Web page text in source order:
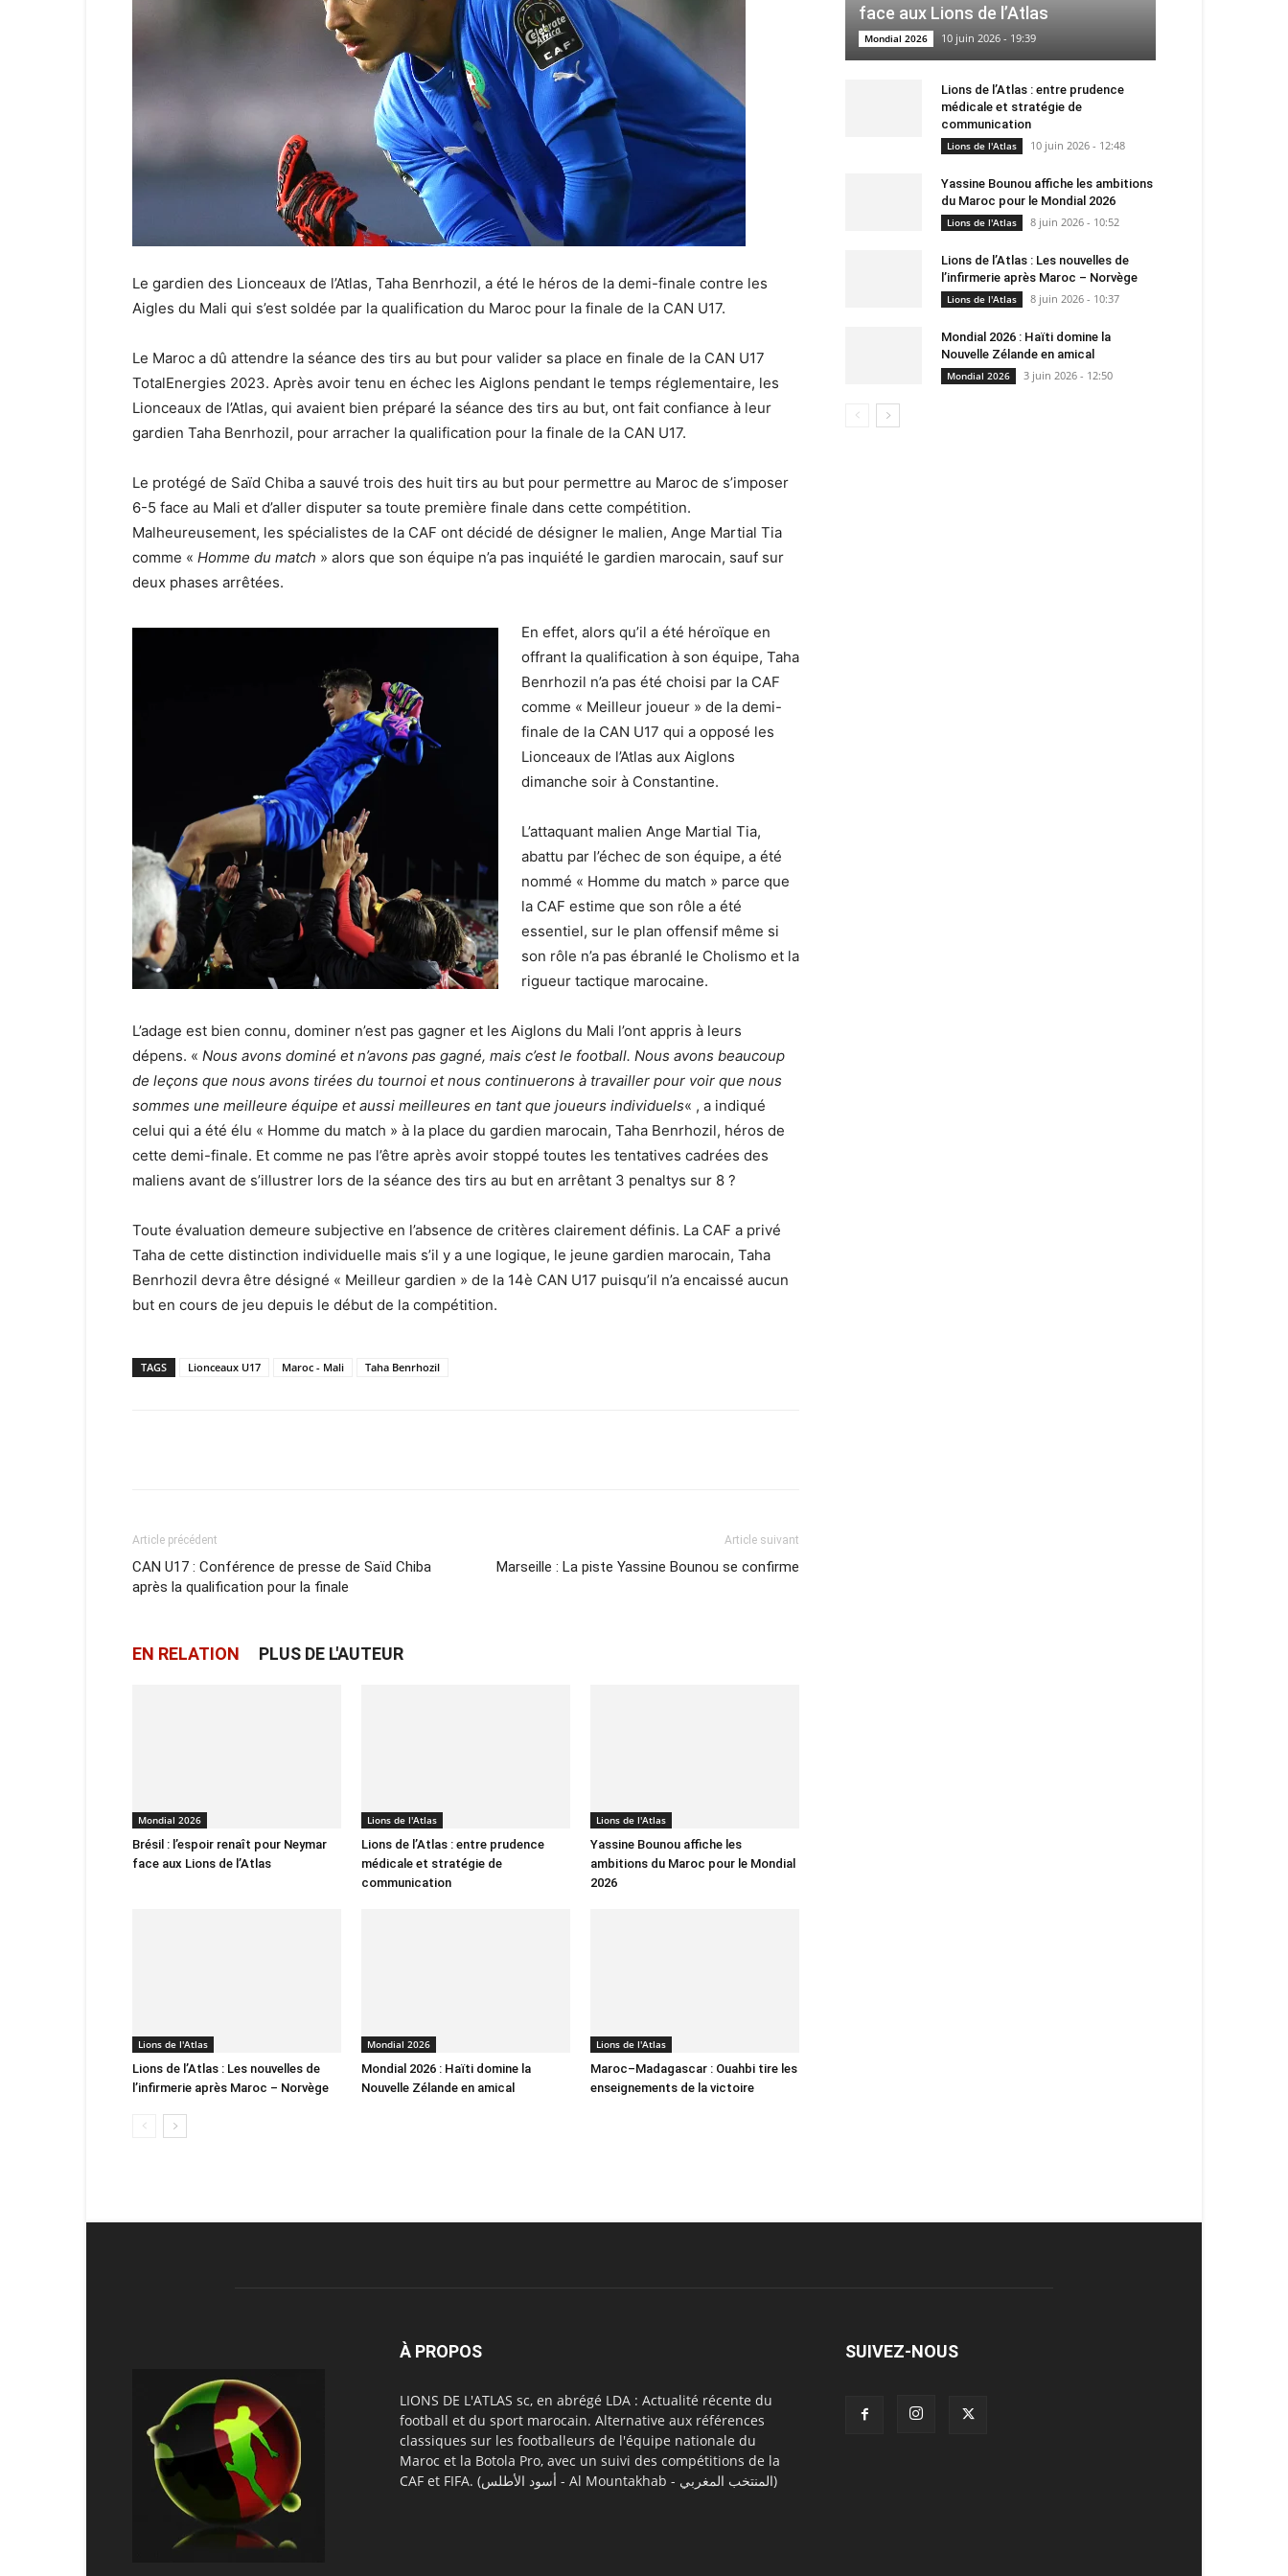
Le gardien des Lionceaux de l’Atlas, Taha Benrhozil, a été le héros de la demi-finale contre les
Aigles du Mali qui s’est soldée par la qualification du Maroc pour la finale de la CAN U17.
Le Maroc a dû attendre la séance des tirs au but pour valider sa place en finale de la CAN U17
TotalEnergies 2023. Après avoir tenu en échec les Aiglons pendant le temps réglementaire, les
Lionceaux de l’Atlas, qui avaient bien préparé la séance des tirs au but, ont fait confiance à leur
gardien Taha Benrhozil, pour arracher la qualification pour la finale de la CAN U17.
Le protégé de Saïd Chiba a sauvé trois des huit tirs au but pour permettre au Maroc de s’imposer
6-5 face au Mali et d’aller disputer sa toute première finale dans cette compétition.
Malheureusement, les spécialistes de la CAF ont décidé de désigner le malien, Ange Martial Tia
comme « Homme du match » alors que son équipe n’a pas inquiété le gardien marocain, sauf sur
deux phases arrêtées.
En effet, alors qu’il a été héroïque en
offrant la qualification à son équipe, Taha
Benrhozil n’a pas été choisi par la CAF
comme « Meilleur joueur » de la demi-
finale de la CAN U17 qui a opposé les
Lionceaux de l’Atlas aux Aiglons
dimanche soir à Constantine.
L’attaquant malien Ange Martial Tia,
abattu par l’échec de son équipe, a été
nommé « Homme du match » parce que
la CAF estime que son rôle a été
essentiel, sur le plan offensif même si
son rôle n’a pas ébranlé le Cholismo et la
rigueur tactique marocaine.
L’adage est bien connu, dominer n’est pas gagner et les Aiglons du Mali l’ont appris à leurs
dépens. « Nous avons dominé et n’avons pas gagné, mais c’est le football. Nous avons beaucoup
de leçons que nous avons tirées du tournoi et nous continuerons à travailler pour voir que nous
sommes une meilleure équipe et aussi meilleures en tant que joueurs individuels« , a indiqué
celui qui a été élu « Homme du match » à la place du gardien marocain, Taha Benrhozil, héros de
cette demi-finale. Et comme ne pas l’être après avoir stoppé toutes les tentatives cadrées des
maliens avant de s’illustrer lors de la séance des tirs au but en arrêtant 3 penaltys sur 8 ?
Toute évaluation demeure subjective en l’absence de critères clairement définis. La CAF a privé
Taha de cette distinction individuelle mais s’il y a une logique, le jeune gardien marocain, Taha
Benrhozil devra être désigné « Meilleur gardien » de la 14è CAN U17 puisqu’il n’a encaissé aucun
but en cours de jeu depuis le début de la compétition.
TAGS Lionceaux U17 Maroc - Mali Taha Benrhozil
Article précédent
CAN U17 : Conférence de presse de Saïd Chiba
après la qualification pour la finale
Article suivant
Marseille : La piste Yassine Bounou se confirme
EN RELATION PLUS DE L'AUTEUR
Mondial 2026
Brésil : l’espoir renaît pour Neymar
face aux Lions de l’Atlas
Lions de l'Atlas
Lions de l’Atlas : entre prudence
médicale et stratégie de
communication
Lions de l'Atlas
Yassine Bounou affiche les
ambitions du Maroc pour le Mondial
2026
Lions de l'Atlas
Lions de l’Atlas : Les nouvelles de
l’infirmerie après Maroc – Norvège
Mondial 2026
Mondial 2026 : Haïti domine la
Nouvelle Zélande en amical
Lions de l'Atlas
Maroc–Madagascar : Ouahbi tire les
enseignements de la victoire
face aux Lions de l’Atlas
Mondial 2026 10 juin 2026 - 19:39
Lions de l’Atlas : entre prudence
médicale et stratégie de
communication
Lions de l'Atlas 10 juin 2026 - 12:48
Yassine Bounou affiche les ambitions
du Maroc pour le Mondial 2026
Lions de l'Atlas 8 juin 2026 - 10:52
Lions de l’Atlas : Les nouvelles de
l’infirmerie après Maroc – Norvège
Lions de l'Atlas 8 juin 2026 - 10:37
Mondial 2026 : Haïti domine la
Nouvelle Zélande en amical
Mondial 2026 3 juin 2026 - 12:50
À PROPOS
LIONS DE L'ATLAS sc, en abrégé LDA : Actualité récente du
football et du sport marocain. Alternative aux références
classiques sur les footballeurs de l'équipe nationale du
Maroc et la Botola Pro, avec un suivi des compétitions de la
CAF et FIFA. (أسود الأطلس - Al Mountakhab - المنتخب المغربي)
SUIVEZ-NOUS